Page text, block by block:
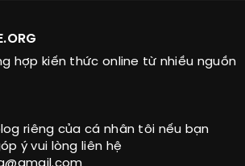
hợp kiến thức online từ nhiều nguồn
riêng của cá nhân tôi nếu bạn
ý vui lòng liên hệ